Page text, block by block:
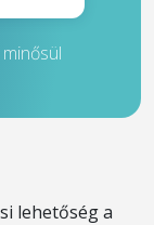
lehetőség a